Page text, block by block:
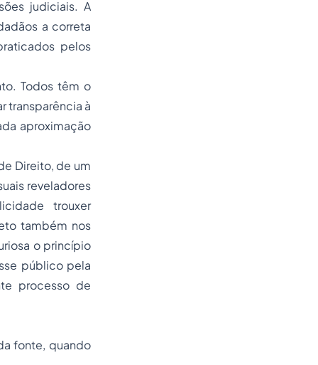
judiciais. A
a correta
pelos
Todos têm o
transparência à
aproximação
Direito, de um
reveladores
trouxer
também nos
o princípio
público pela
processo de
fonte, quando